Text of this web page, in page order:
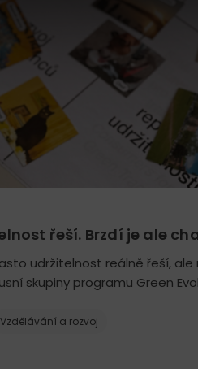
řeší. Brzdí je ale
udržitelnost reálně řeší,
skupiny programu Green
Vzdělávání a rozvoj